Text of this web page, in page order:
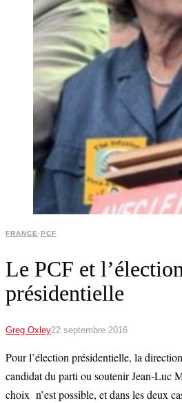
FRANCE·PCF
Le PCF et l’élection
présidentielle
Greg Oxley22 septembre 2016
Pour l’élection présidentielle, la
candidat du parti ou soutenir Jean-Luc
choix n’est possible, et dans les deux